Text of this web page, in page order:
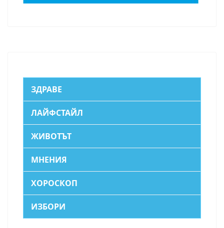
ЗДРАВЕ
ЛАЙФСТАЙЛ
ЖИВОТЪТ
МНЕНИЯ
ХОРОСКОП
ИЗБОРИ